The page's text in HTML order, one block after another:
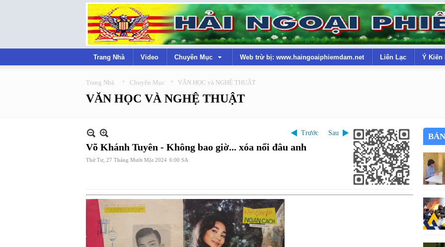
Trang Nhà Video Chuyên Mục Web trừ bị: www.haingoaiphiemdam.net Liên Lạc Ý Kiến
Trang Nhà › Chuyên Mục › VĂN HỌC và NGHỆ THUẬT
VĂN HỌC VÀ NGHỆ THUẬT
Trước Sau
Võ Khánh Tuyên - Không bao giờ... xóa nổi đâu anh
Thứ Tư, 27 Tháng Mười Một 2024 6:00 SA